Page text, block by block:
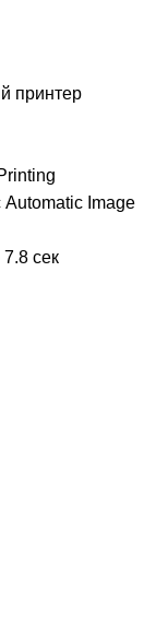
принтер
Automatic Image
сек